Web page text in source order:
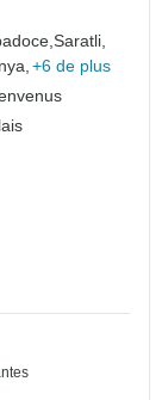
Saratli,
+6 de plus